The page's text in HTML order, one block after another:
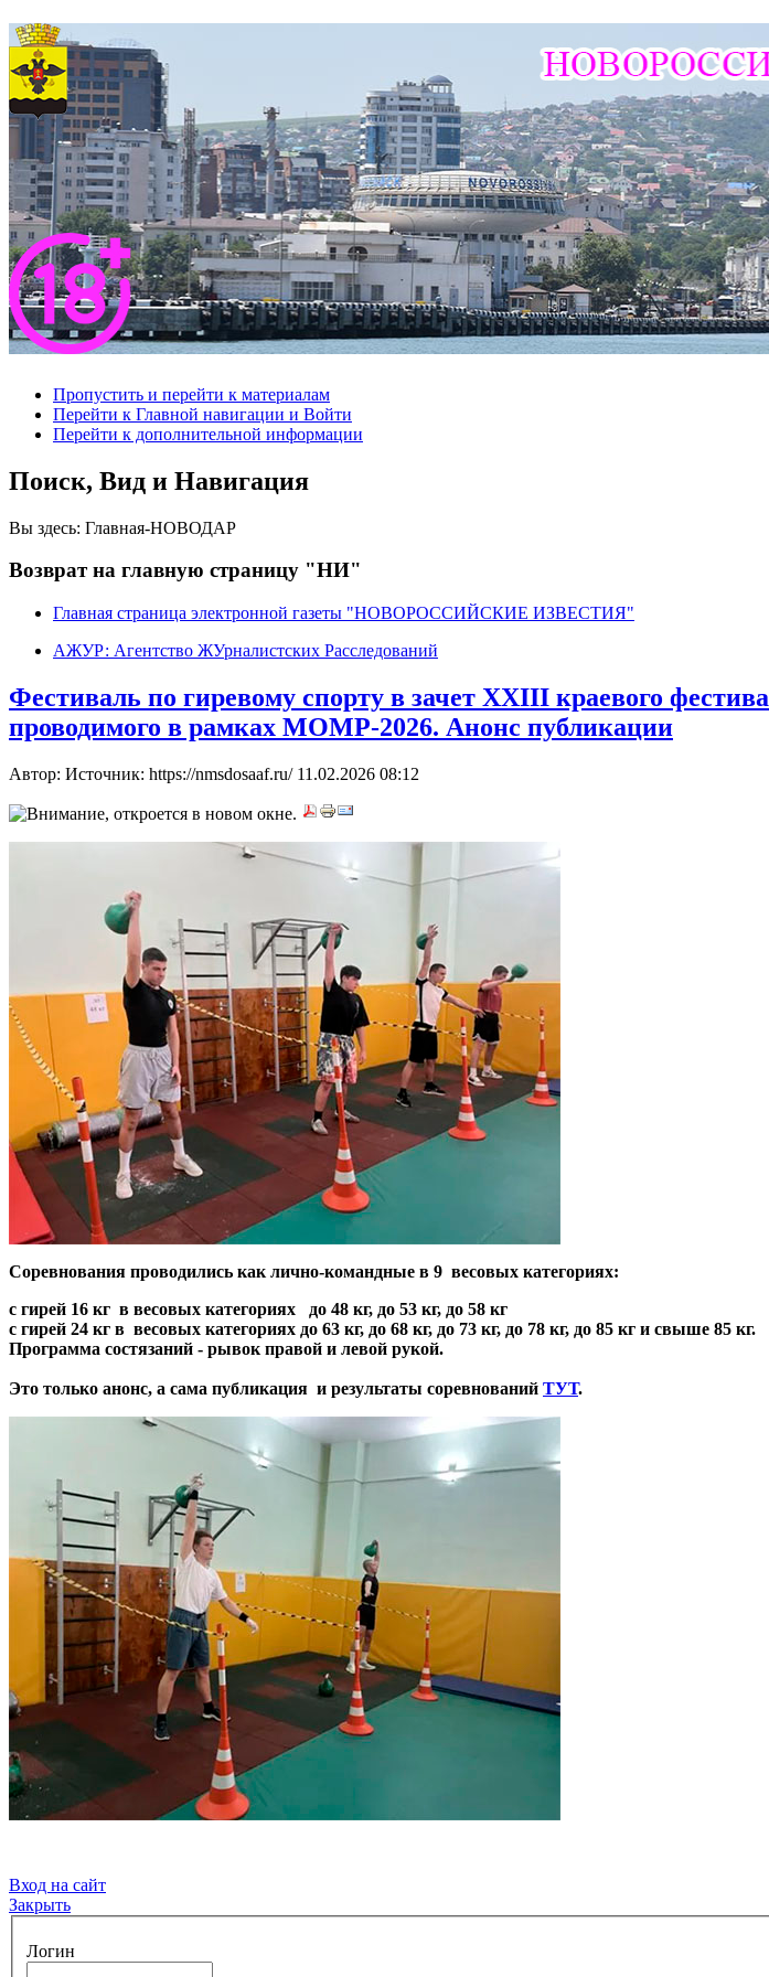
Пропустить и перейти к материалам
Перейти к Главной навигации и Войти
Перейти к дополнительной информации
Поиск, Вид и Навигация
Вы здесь: Главная-НОВОДАР
Возврат на главную страницу "НИ"
Главная страница электронной газеты "НОВОРОССИЙСКИЕ ИЗВЕСТИЯ"
АЖУР: Агентство ЖУрналистских Расследований
Фестиваль по гиревому спорту в зачет XXIII краевого
проводимого в рамках МОМР-2026. Анонс публикации
Автор: Источник: https://nmsdosaaf.ru/ 11.02.2026 08:12
Соревнования проводились как лично-командные в 9 весовых категориях:
с гирей 16 кг в весовых категориях до 48 кг, до 53 кг, до 58 кг
с гирей 24 кг в весовых категориях до 63 кг, до 68 кг, до 73 кг, до 78 кг, до 85 кг и свыше 85 кг.
Программа состязаний - рывок правой и левой рукой.
Это только анонс, а сама публикация и результаты соревнований ТУТ.
Вход на сайт
Закрыть
Логин